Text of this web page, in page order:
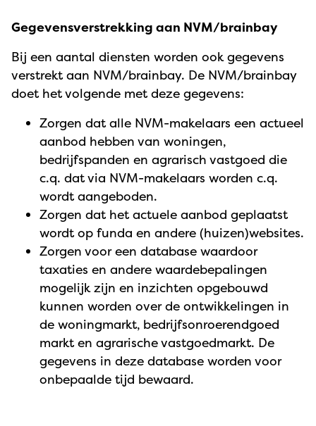
Gegevensverstrekking aan NVM/brainbay
Bij een aantal diensten worden ook gegevens
verstrekt aan NVM/brainbay. De NVM/brainbay
doet het volgende met deze gegevens:
Zorgen dat alle NVM-makelaars een actueel
aanbod hebben van woningen,
bedrijfspanden en agrarisch vastgoed die
c.q. dat via NVM-makelaars worden c.q.
wordt aangeboden.
Zorgen dat het actuele aanbod geplaatst
wordt op funda en andere (huizen)websites.
Zorgen voor een database waardoor
taxaties en andere waardebepalingen
mogelijk zijn en inzichten opgebouwd
kunnen worden over de ontwikkelingen in
de woningmarkt, bedrijfsonroerendgoed
markt en agrarische vastgoedmarkt. De
gegevens in deze database worden voor
onbepaalde tijd bewaard.